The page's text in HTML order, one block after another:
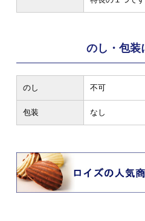
のし・包装
のし 不可
包装 なし